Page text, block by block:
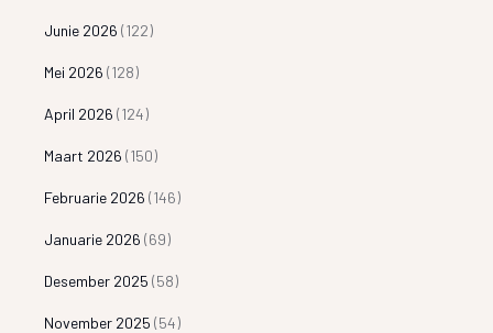
Junie 2026 (122)
Mei 2026 (128)
April 2026 (124)
Maart 2026 (150)
Februarie 2026 (146)
Januarie 2026 (69)
Desember 2025 (58)
November 2025 (54)